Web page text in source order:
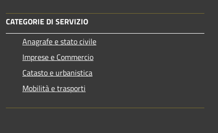
CATEGORIE DI SERVIZIO
Anagrafe e stato civile
Imprese e Commercio
Catasto e urbanistica
Mobilità e trasporti